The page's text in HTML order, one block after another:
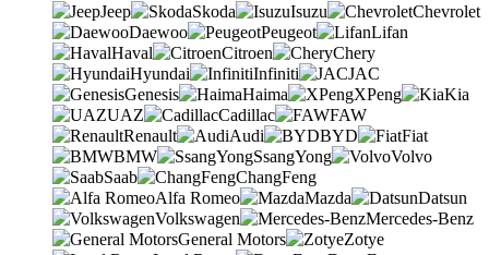
Jeep Skoda Isuzu
Chevrolet
Daewoo
Peugeot
Lifan
Haval
Citroen
Chery
Hyundai
Infiniti
JAC
Genesis
Haima XPeng
Kia
UAZ
Cadillac
FAW
Renault
Audi BYD
Fiat
BMW
SsangYong
Volvo
Saab
ChangFeng
Alfa Romeo
Mazda
Datsun
Volkswagen
Mercedes-Benz
General Motors
Zotye